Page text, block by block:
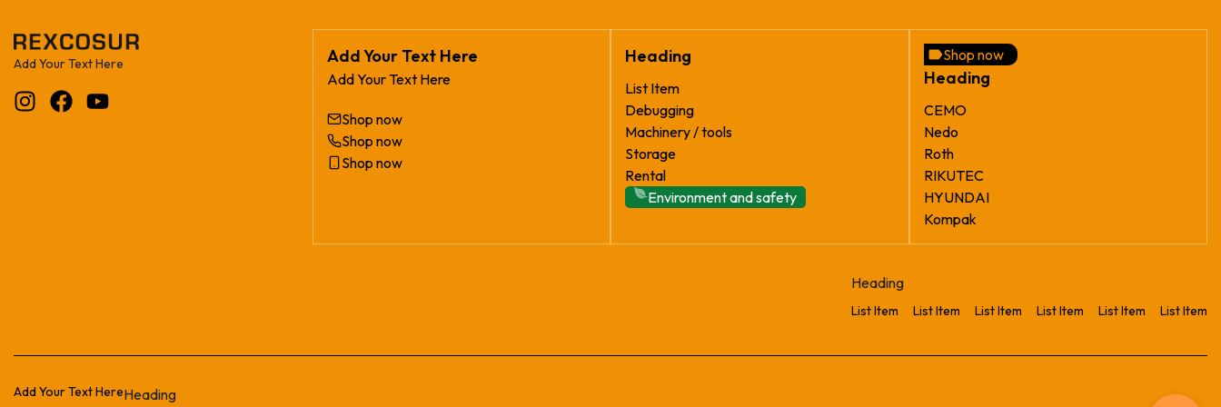
Add Your Text Here Add Your Text Here
Add Your Text Here
Shop now
Shop now
Shop now
Heading
List Item
Debugging
Machinery / tools
Storage
Rental
Environment and safety
Shop now
Heading
CEMO
Nedo
Roth
RIKUTEC
HYUNDAI
Kompak
Heading
List Item List Item List Item List Item List Item List Item
Add Your Text HereHeading